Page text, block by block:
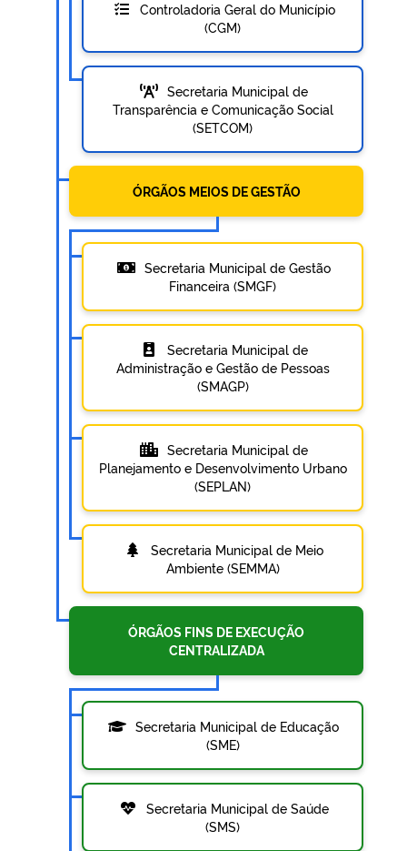
Controladoria Geral do Município
(CGM)
Secretaria Municipal de
Transparência e Comunicação Social
(SETCOM)
ÓRGÃOS MEIOS DE GESTÃO
Secretaria Municipal de Gestão
Financeira (SMGF)
Secretaria Municipal de
Administração e Gestão de Pessoas
(SMAGP)
Secretaria Municipal de
Planejamento e Desenvolvimento Urbano
(SEPLAN)
Secretaria Municipal de Meio
Ambiente (SEMMA)
ÓRGÃOS FINS DE EXECUÇÃO
CENTRALIZADA
Secretaria Municipal de Educação
(SME)
Secretaria Municipal de Saúde
(SMS)